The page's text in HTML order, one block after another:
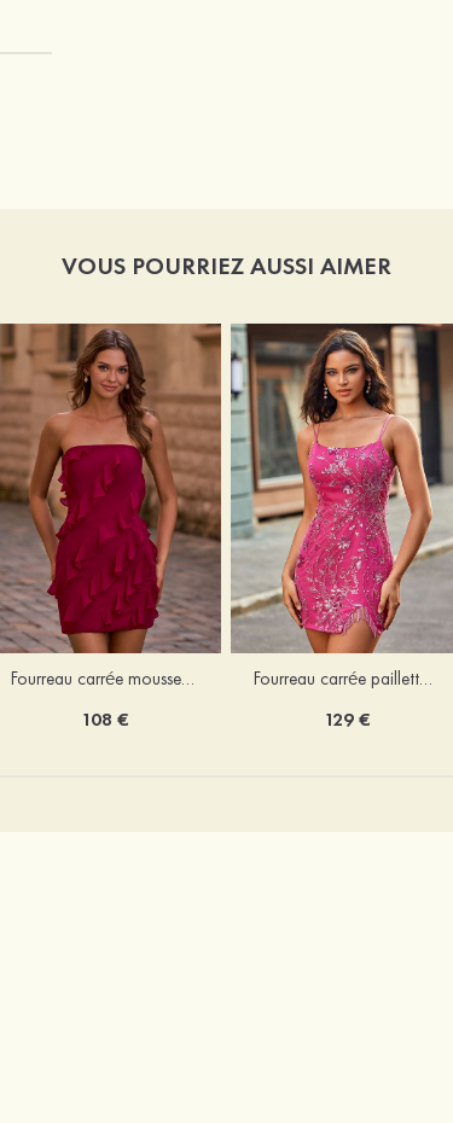
VOUS POURRIEZ AUSSI AIMER
Fourreau carrée mousseline courte/mini robe de fête de la rentré avec volants
108 €
Fourreau carrée paillettes courte/mini robe de fête de la rentrée
129 €